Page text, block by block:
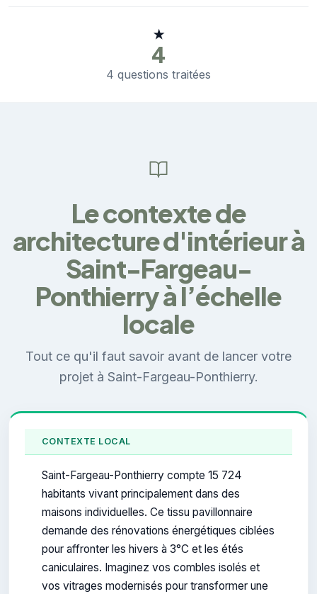
★
4
4 questions traitées
Le contexte de
architecture d'intérieur à
Saint-Fargeau-
Ponthierry à l’échelle
locale
Tout ce qu'il faut savoir avant de lancer votre
projet à Saint-Fargeau-Ponthierry.
CONTEXTE LOCAL
Saint-Fargeau-Ponthierry compte 15 724
habitants vivant principalement dans des
maisons individuelles. Ce tissu pavillonnaire
demande des rénovations énergétiques ciblées
pour affronter les hivers à 3°C et les étés
caniculaires. Imaginez vos combles isolés et
vos vitrages modernisés pour transformer une